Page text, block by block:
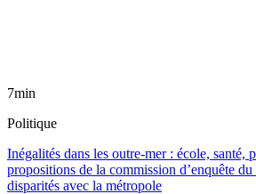
7min
Politique
Inégalités dans les outre-mer : école,
propositions de la commission d’enquête
disparités avec la métropole